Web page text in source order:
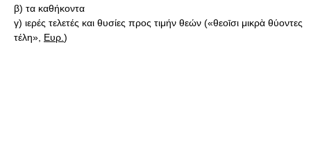
β) τα καθήκοντα
γ) ιερές τελετές και θυσίες προς τιμήν θεών («θεοῑσι μικρὰ θύοντες
τέλη», Ευρ. )